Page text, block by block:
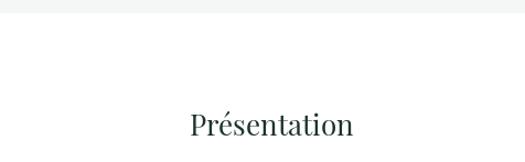
Présentation